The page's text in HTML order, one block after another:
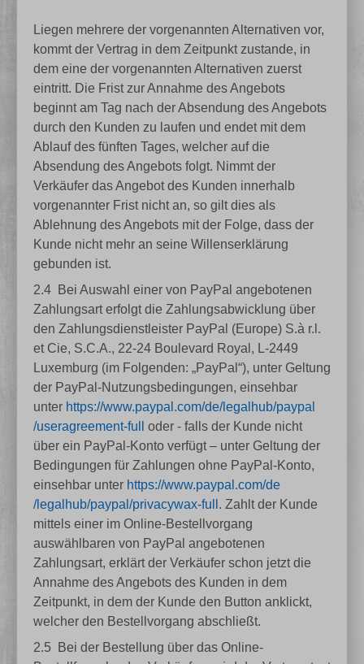
Liegen mehrere der vorgenannten Alternativen vor,
kommt der Vertrag in dem Zeitpunkt zustande, in
dem eine der vorgenannten Alternativen zuerst
eintritt. Die Frist zur Annahme des Angebots
beginnt am Tag nach der Absendung des Angebots
durch den Kunden zu laufen und endet mit dem
Ablauf des fünften Tages, welcher auf die
Absendung des Angebots folgt. Nimmt der
Verkäufer das Angebot des Kunden innerhalb
vorgenannter Frist nicht an, so gilt dies als
Ablehnung des Angebots mit der Folge, dass der
Kunde nicht mehr an seine Willenserklärung
gebunden ist.
2.4
Bei Auswahl einer von PayPal angebotenen
Zahlungsart erfolgt die Zahlungsabwicklung über
den Zahlungsdienstleister PayPal (Europe) S.à r.l.
et Cie, S.C.A., 22-24 Boulevard Royal, L-2449
Luxemburg (im Folgenden: „PayPal“), unter Geltung
der PayPal-Nutzungsbedingungen, einsehbar
unter https://www.paypal.com/de/legalhub/paypal
/useragreement-full
oder - falls der Kunde nicht
über ein PayPal-Konto verfügt – unter Geltung der
Bedingungen für Zahlungen ohne PayPal-Konto,
einsehbar unter https://www.paypal.com/de
/legalhub/paypal /privacywax-full . Zahlt der Kunde
mittels einer im Online-Bestellvorgang
auswählbaren von PayPal angebotenen
Zahlungsart, erklärt der Verkäufer schon jetzt die
Annahme des Angebots des Kunden in dem
Zeitpunkt, in dem der Kunde den Button anklickt,
welcher den Bestellvorgang abschließt.
2.5
Bei der Bestellung über das Online-